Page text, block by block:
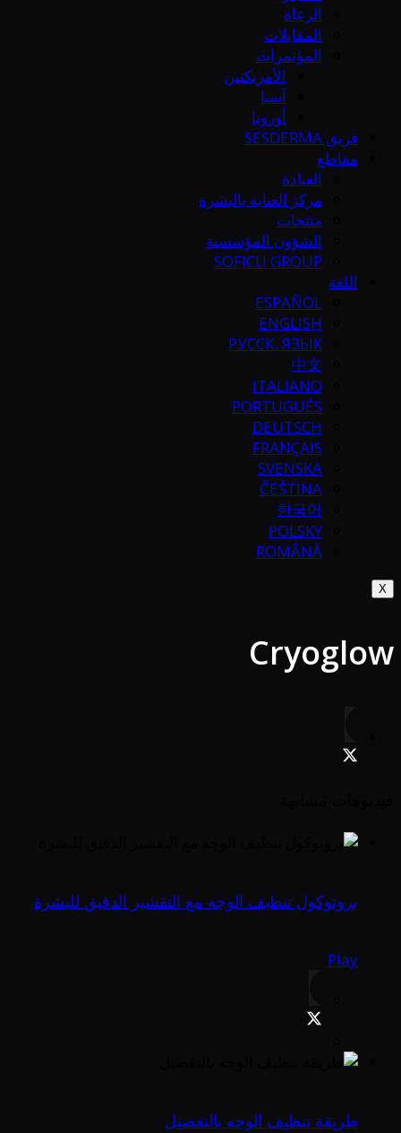
الرعاة
المقابلات
المؤتمرات
الأمريكتين
آسيا
أوروبا
فريق SESDERMA
مقاطع
العيادة
مركز العناية بالبشرة
منتجات
الشؤون المؤسسية
SOFICU GROUP
اللغة
ESPAÑOL
ENGLISH
РУССК. ЯЗЫК
中文
ITALIANO
PORTUGUÉS
DEUTSCH
FRANÇAIS
SVENSKA
ČEŠTINA
한국어
POLSKY
ROMÂNĂ
X
Cryoglow
بروتوكول تنظيف الوجه مع التقشير الدقيق للبشرة
Play
طريقة تنظيف الوجه بالتفصيل